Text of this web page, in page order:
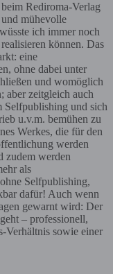
Rediroma-Verlag
mühevolle
ich immer noch
können. Das
eine
ohne dabei unter
und womöglich
aber zeitgleich auch
Selfpublishing und sich
u.v.m. bemühen zu
Werkes, die für den
werden
zudem werden
als
Selfpublishing,
dafür! Auch wenn
gewarnt wird: Der
– professionell,
Verhältnis sowie einer